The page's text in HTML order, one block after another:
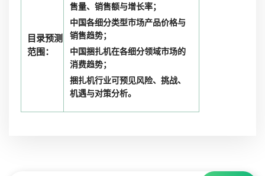
目录预测
范围：
售量、销售额与增长率；
中国各细分类型市场产品价格与
销售趋势；
中国捆扎机在各细分领域市场的
消费趋势；
捆扎机行业可预见风险、挑战、
机遇与对策分析。